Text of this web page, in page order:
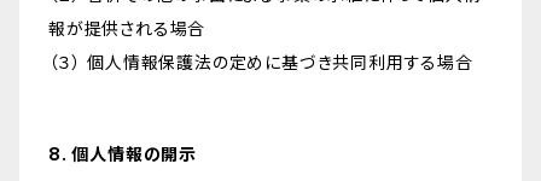
報が提供される場合
（３） 個人情報保護法の定めに基づき共同利用する場合
8. 個人情報の開示